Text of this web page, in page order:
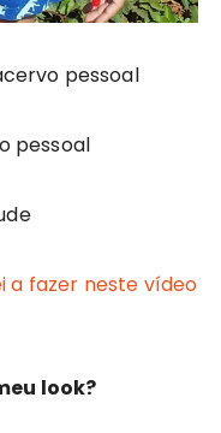
pessoal
pessoal
a fazer neste vídeo
look?